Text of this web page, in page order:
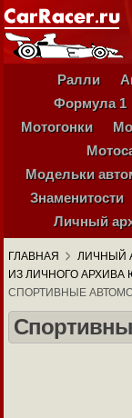
Ралли
Формула 1
Мотогонки
Модельки
Знаменитости
Личный
ГЛАВНАЯ ЛИЧНЫЙ
ИЗ ЛИЧНОГО
СПОРТИВНЫЕ